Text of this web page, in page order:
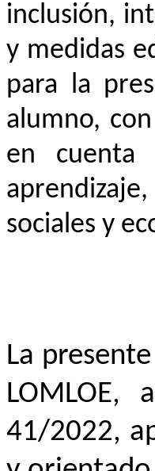
inclusión,
y medidas
para la
alumno,
en cuenta
sociales y
La
41/2022,